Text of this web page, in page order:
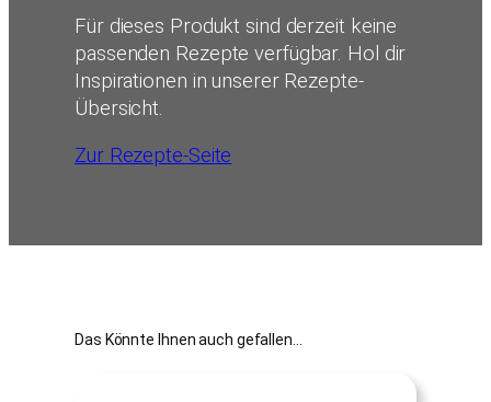
Für dieses Produkt sind derzeit keine
passenden Rezepte verfügbar. Hol dir
Inspirationen in unserer Rezepte-
Übersicht.
Zur Rezepte-Seite
Das Könnte Ihnen auch gefallen…